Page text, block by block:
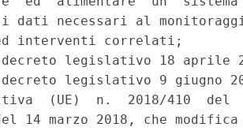
i dati necessari al
interventi correlati;
legislativo 18 aprile
legislativo 9 giugno
(UE)  n.  2018/410  del
14 marzo 2018, che